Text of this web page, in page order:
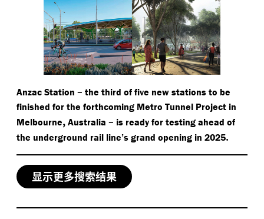
Anzac Station – the third of five new stations to be
finished for the forthcoming Metro Tunnel Project in
Melbourne, Australia – is ready for testing ahead of
the underground rail line’s grand opening in 2025.
显示更多搜索结果